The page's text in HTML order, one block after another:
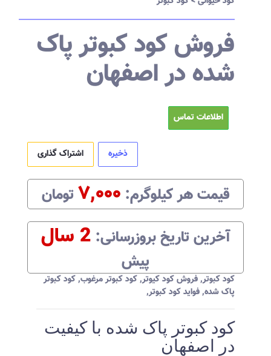
فروش کود کبوتر پاک
شده در اصفهان
اطلاعات تماس
ذخیره اشتراک گذاری
قیمت هرکیلوگرم:‌ ۷,۰۰۰تومان
آخرین تاریخ بروزرسانی:‌ 2 سال
پیش
کود کبوتر,فروش کود کیوتر,کود کبوتر مرغوب,کود کبوتر
پاک شده,فواید کود کبوتر,
کود کبوتر پاک شده با کیفیت
در اصفهان